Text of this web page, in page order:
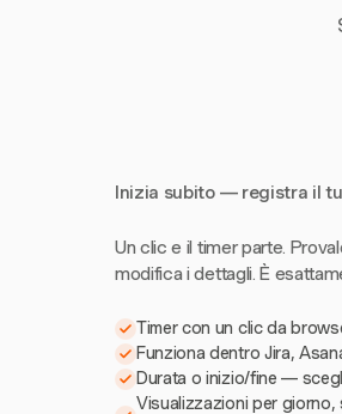
Inizia subito — registra il
Un clic e il timer parte.
modifica i dettagli. È
Timer con un clic da
Funziona dentro Jira,
Durata o inizio/fine —
Visualizzazioni per